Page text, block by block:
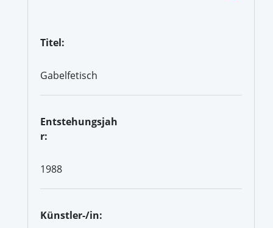
Titel:
Gabelfetisch
Entstehungsjah
r:
1988
Künstler-/in: